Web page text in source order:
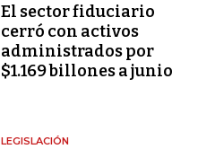
El sector fiduciario
cerró con activos
administrados por
$1.169 billones a junio
LEGISLACIÓN